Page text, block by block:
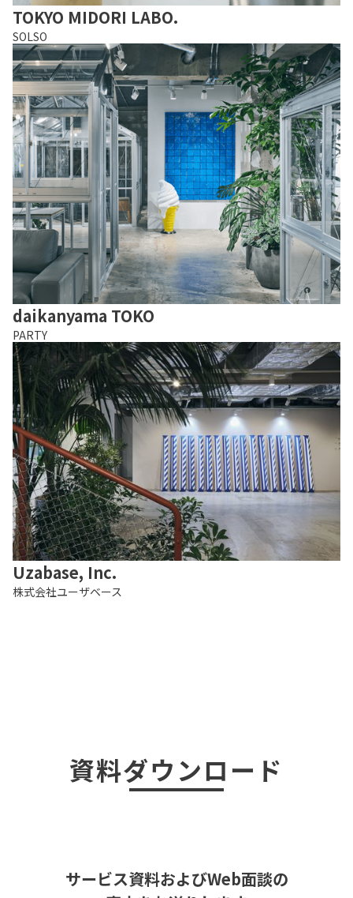
TOKYO MIDORI LABO.
SOLSO
daikanyama TOKO
PARTY
Uzabase, Inc.
株式会社ユーザベース
資料ダウンロード
サービス資料およびWeb面談の